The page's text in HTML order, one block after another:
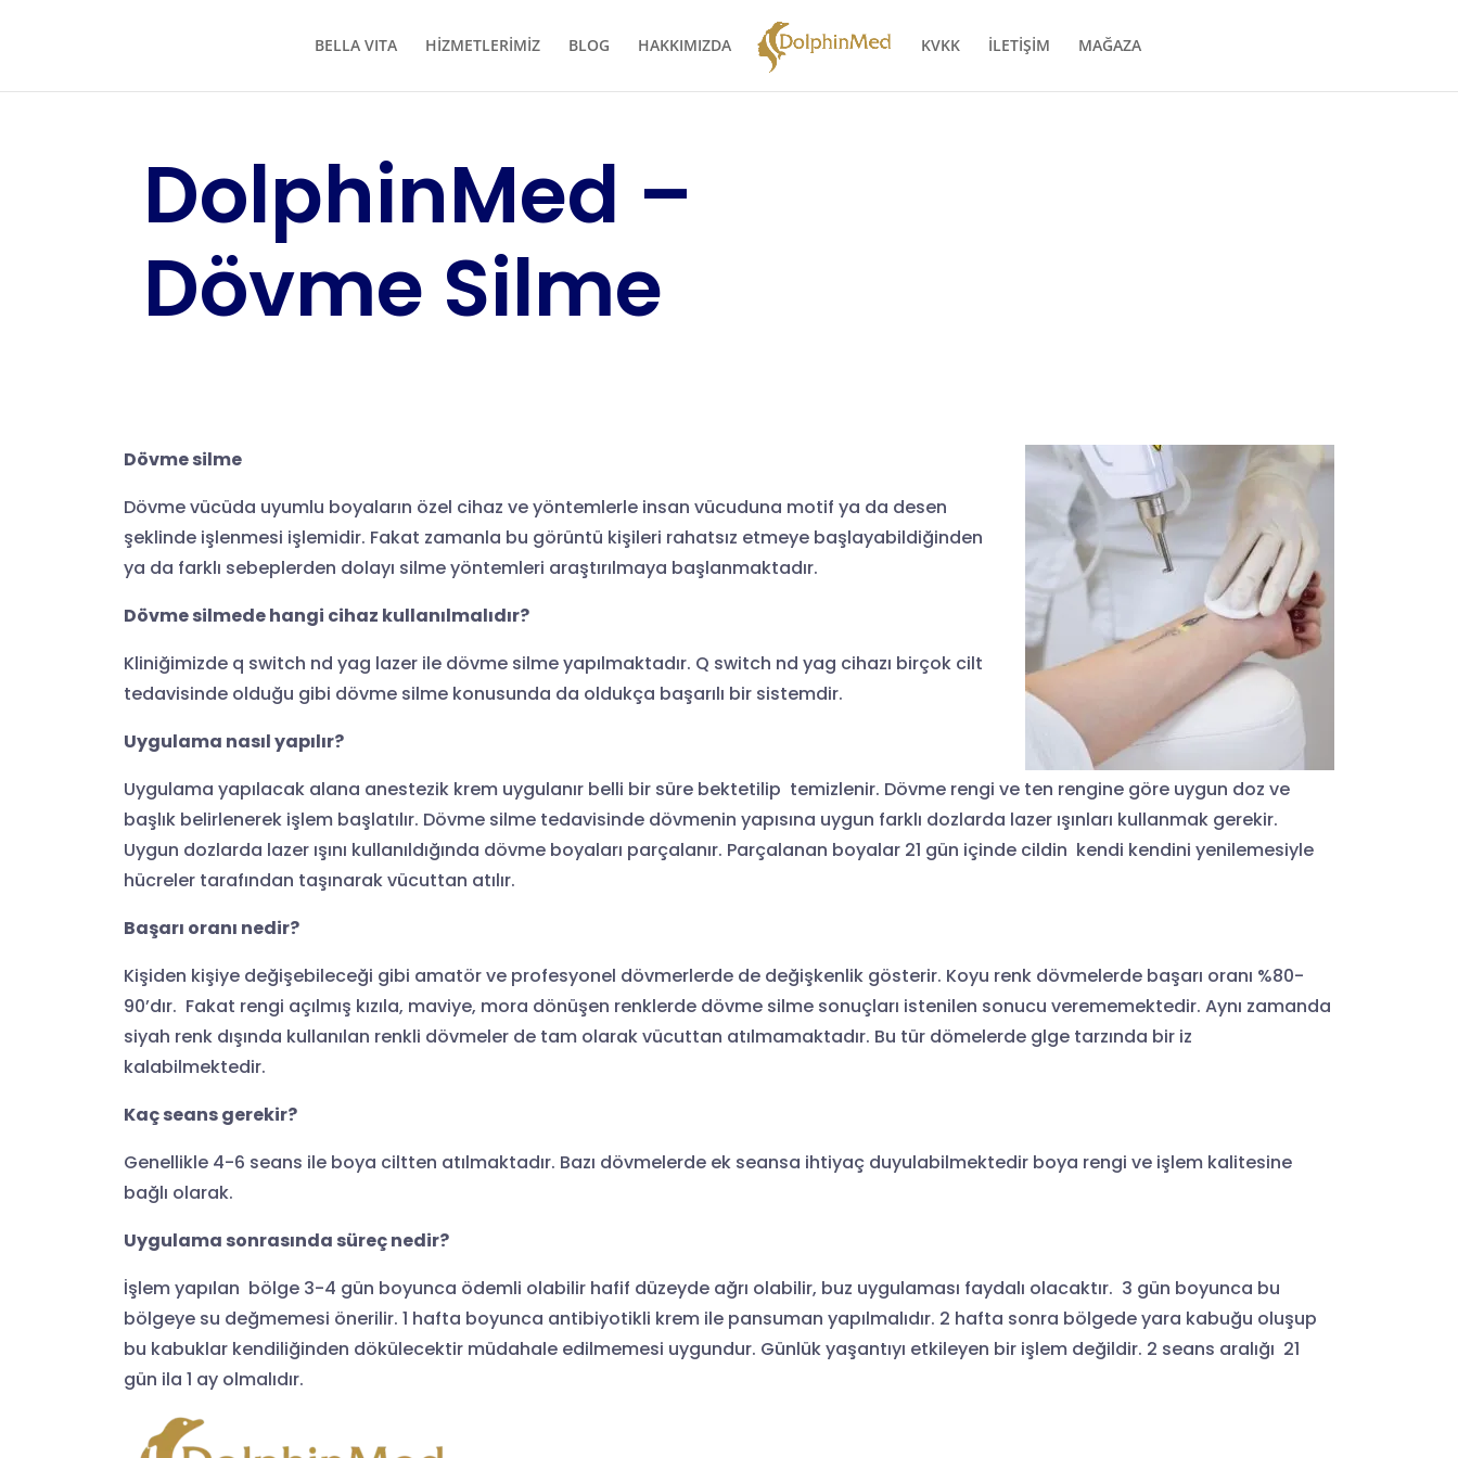
BELLA VITA HİZMETLERİMİZ BLOG HAKKIMIZDA KVKK İLETİŞİM MAĞAZA
DolphinMed –
Dövme Silme
Dövme silme
Dövme vücüda uyumlu boyaların özel cihaz ve yöntemlerle insan vücuduna motif ya da desen
şeklinde işlenmesi işlemidir. Fakat zamanla bu görüntü kişileri rahatsız etmeye başlayabildiğinden
ya da farklı sebeplerden dolayı silme yöntemleri araştırılmaya başlanmaktadır.
Dövme silmede hangi cihaz kullanılmalıdır?
Kliniğimizde q switch nd yag lazer ile dövme silme yapılmaktadır. Q switch nd yag cihazı birçok cilt
tedavisinde olduğu gibi dövme silme konusunda da oldukça başarılı bir sistemdir.
Uygulama nasıl yapılır?
Uygulama yapılacak alana anestezik krem uygulanır belli bir süre bektetilip temizlenir. Dövme rengi ve ten rengine göre uygun doz ve
başlık belirlenerek işlem başlatılır. Dövme silme tedavisinde dövmenin yapısına uygun farklı dozlarda lazer ışınları kullanmak gerekir.
Uygun dozlarda lazer ışını kullanıldığında dövme boyaları parçalanır. Parçalanan boyalar 21 gün içinde cildin kendi kendini yenilemesiyle
hücreler tarafından taşınarak vücuttan atılır.
Başarı oranı nedir?
Kişiden kişiye değişebileceği gibi amatör ve profesyonel dövmerlerde de değişkenlik gösterir. Koyu renk dövmelerde başarı oranı %80-
90’dır. Fakat rengi açılmış kızıla, maviye, mora dönüşen renklerde dövme silme sonuçları istenilen sonucu verememektedir. Aynı zamanda
siyah renk dışında kullanılan renkli dövmeler de tam olarak vücuttan atılmamaktadır. Bu tür dömelerde glge tarzında bir iz
kalabilmektedir.
Kaç seans gerekir?
Genellikle 4-6 seans ile boya ciltten atılmaktadır. Bazı dövmelerde ek seansa ihtiyaç duyulabilmektedir boya rengi ve işlem kalitesine
bağlı olarak.
Uygulama sonrasında süreç nedir?
İşlem yapılan bölge 3-4 gün boyunca ödemli olabilir hafif düzeyde ağrı olabilir, buz uygulaması faydalı olacaktır. 3 gün boyunca bu
bölgeye su değmemesi önerilir. 1 hafta boyunca antibiyotikli krem ile pansuman yapılmalıdır. 2 hafta sonra bölgede yara kabuğu oluşup
bu kabuklar kendiliğinden dökülecektir müdahale edilmemesi uygundur. Günlük yaşantıyı etkileyen bir işlem değildir. 2 seans aralığı 21
gün ila 1 ay olmalıdır.